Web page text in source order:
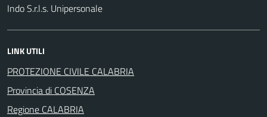
Indo S.r.l.s. Unipersonale
LINK UTILI
PROTEZIONE CIVILE CALABRIA
Provincia di COSENZA
Regione CALABRIA